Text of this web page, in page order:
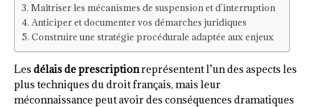
Maîtriser les mécanismes de suspension et d’interruption
Anticiper et documenter vos démarches juridiques
Construire une stratégie procédurale adaptée aux enjeux
Les délais de prescriptionreprésentent l’un des aspects les
plus techniques du droit français, mais leur
méconnaissance peut avoir des conséquences dramatiques